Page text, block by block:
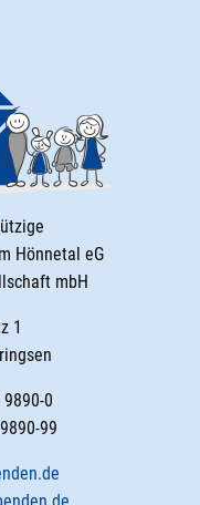
Hönnetal eG
mbH
1
0
99